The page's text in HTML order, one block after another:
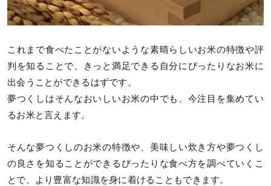
これまで食べたことがないような素晴らしいお米の特徴や評
判を知ることで、きっと満足できる自分にぴったりなお米に
出会うことができるはずです。
夢つくしはそんなおいしいお米の中でも、今注目を集めてい
るお米と言えます。
そんな夢つくしのお米の特徴や、美味しい炊き方や夢つくし
の良さを知ることができるぴったりな食べ方を調べていくこ
とで、より豊富な知識を身に着けることもできます。